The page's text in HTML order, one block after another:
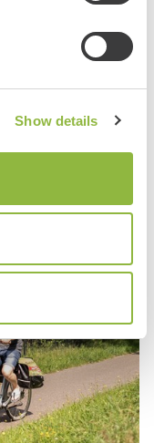
Show details